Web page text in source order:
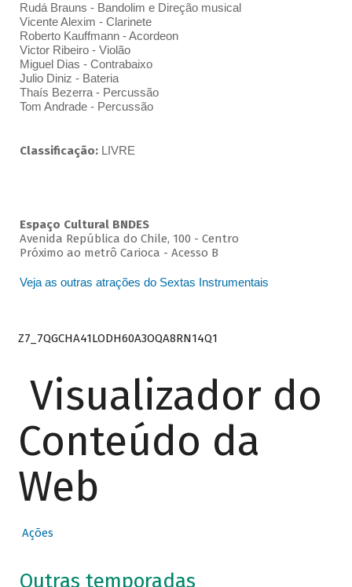
Rudá Brauns - Bandolim e Direção musical
Vicente Alexim - Clarinete
Roberto Kauffmann - Acordeon
Victor Ribeiro - Violão
Miguel Dias - Contrabaixo
Julio Diniz - Bateria
Thaís Bezerra - Percussão
Tom Andrade - Percussão
Classificação: LIVRE
Espaço Cultural BNDES
Avenida República do Chile, 100 - Centro
Próximo ao metrô Carioca - Acesso B
Veja as outras atrações do Sextas Instrumentais
Z7_7QGCHA41LODH60A3OQA8RN14Q1
Visualizador do
Conteúdo da
Web
Ações
Outras temporadas